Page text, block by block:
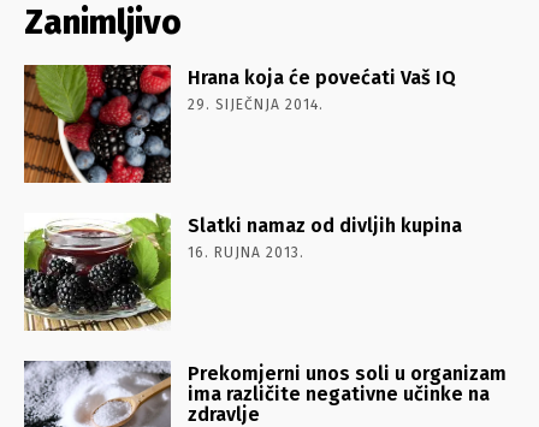
Zanimljivo
Hrana koja će povećati Vaš IQ
29. SIJEČNJA 2014.
Slatki namaz od divljih kupina
16. RUJNA 2013.
Prekomjerni unos soli u organizam
ima različite negativne učinke na
zdravlje